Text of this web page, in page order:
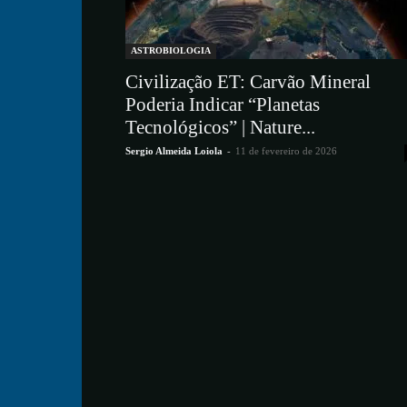
ASTROBIOLOGIA
Civilização ET: Carvão Mineral
Poderia Indicar “Planetas
Tecnológicos” | Nature...
Sergio Almeida Loiola - 11 de fevereiro de 2026